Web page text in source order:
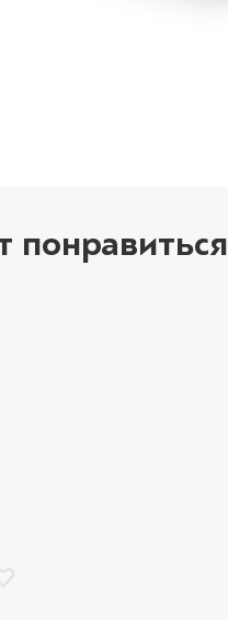
понравиться